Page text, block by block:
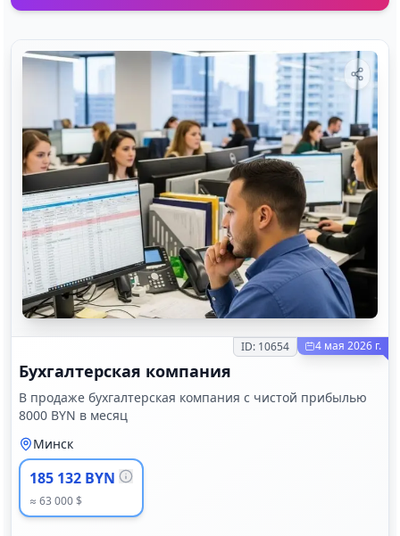
ID: 10654 4 мая 2026 г.
Бухгалтерская компания
В продаже бухгалтерская компания с чистой прибылью
8000 BYN в месяц
Минск
185 132 BYN
≈ 63 000 $